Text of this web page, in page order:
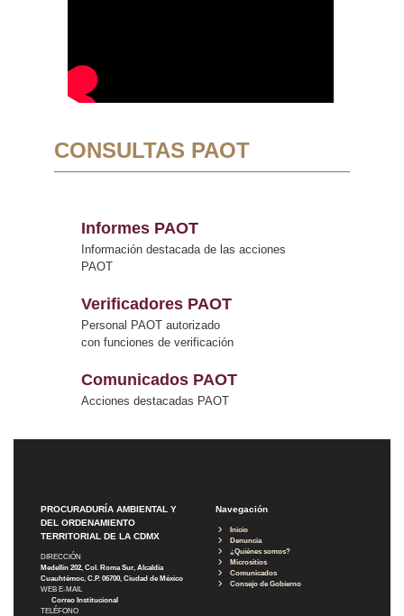
CONSULTAS PAOT
Informes PAOT
Información destacada de las acciones
PAOT
Verificadores PAOT
Personal PAOT autorizado
con funciones de verificación
Comunicados PAOT
Acciones destacadas PAOT
PROCURADURÍA AMBIENTAL Y
DEL ORDENAMIENTO
TERRITORIAL DE LA CDMX
DIRECCIÓN
Medellín 202, Col. Roma Sur, Alcaldía
Cuauhtémoc, C.P. 06700, Ciudad de México
WEB E-MAIL
Correo Institucional
TELÉFONO
Navegación
Inicio
Denuncia
¿Quiénes somos?
Micrositios
Comunicados
Consejo de Gobierno